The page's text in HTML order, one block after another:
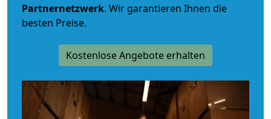
Partnernetzwerk. Wir garantieren Ihnen die
besten Preise.
Kostenlose Angebote erhalten